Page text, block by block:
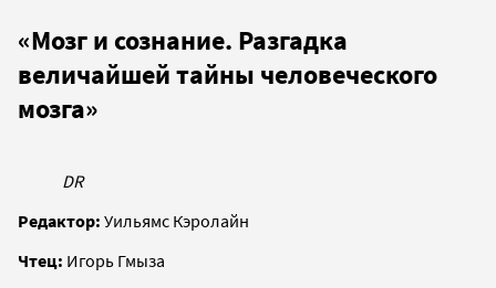
«Мозг и сознание. Разгадка
величайшей тайны человеческого
мозга»
DR
Редактор: Уильямс Кэролайн
Чтец: Игорь Гмыза